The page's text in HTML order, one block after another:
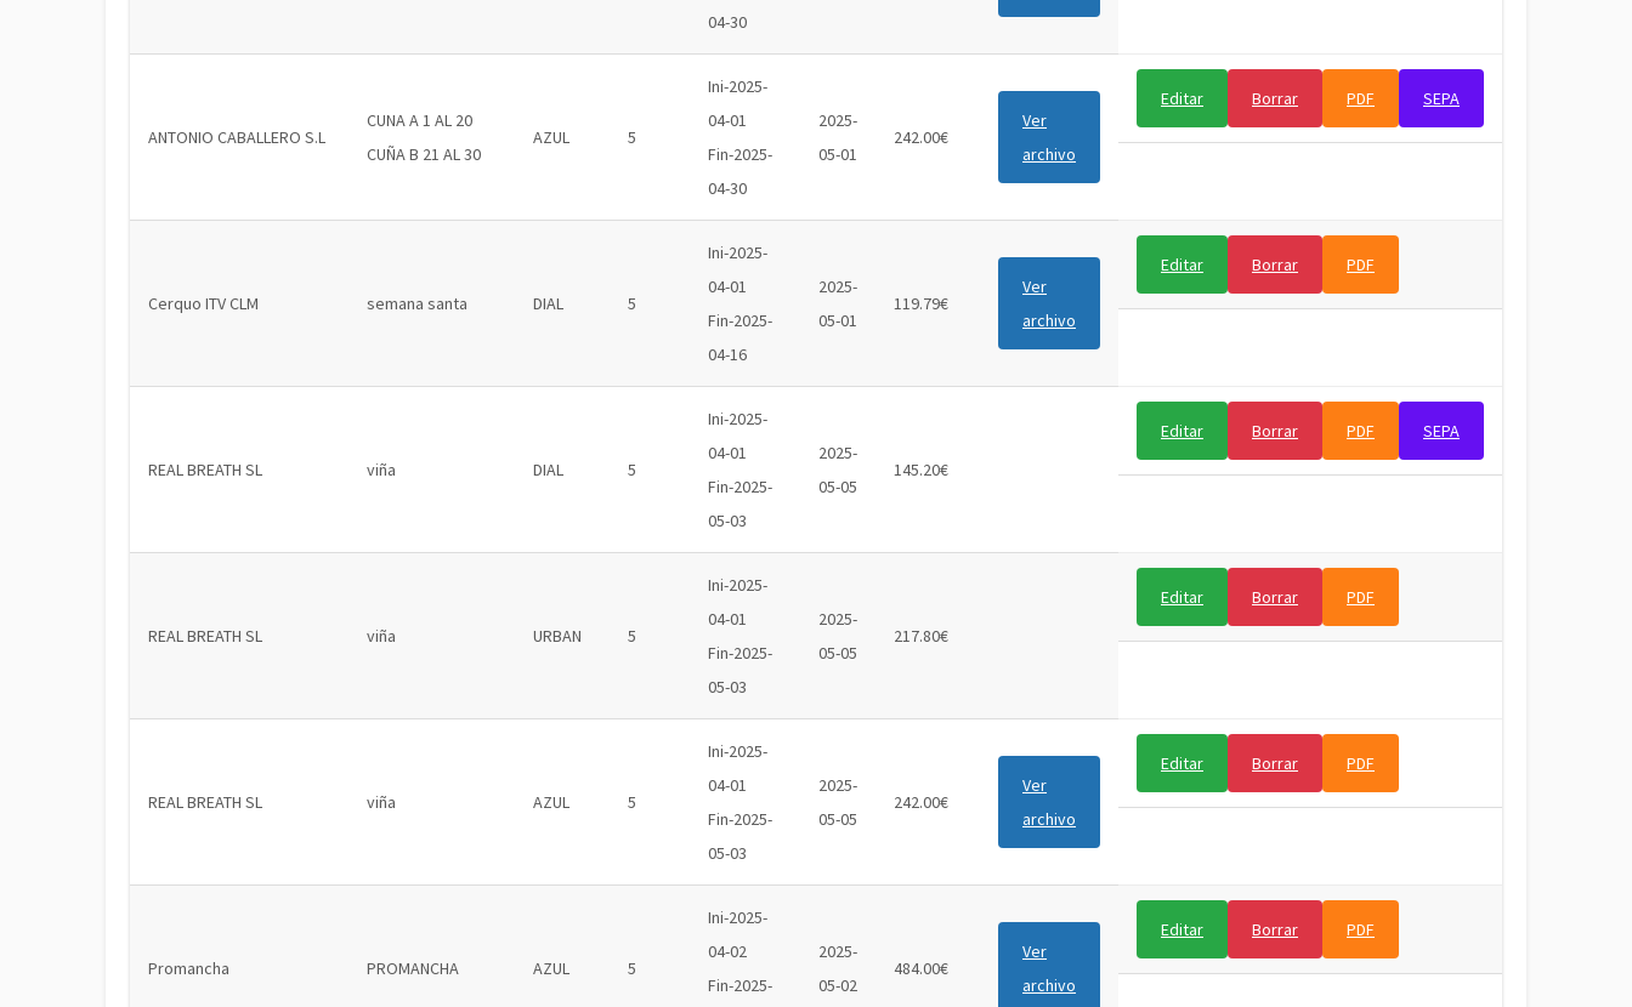
04-30
ANTONIO CABALLERO S.L
CUNA A 1 AL 20
CUÑA B 21 AL 30
AZUL 5
Ini-2025-
04-01
Fin-2025-
04-30
2025-
05-01
242.00€
Ver
archivo
Editar Borrar PDF SEPA
Cerquo ITV CLM semana santa DIAL 5
Ini-2025-
04-01
Fin-2025-
04-16
2025-
05-01
119.79€
Ver
archivo
Editar Borrar PDF
REAL BREATH SL viña DIAL 5
Ini-2025-
04-01
Fin-2025-
05-03
2025-
05-05
145.20€
Editar Borrar PDF SEPA
REAL BREATH SL viña URBAN 5
Ini-2025-
04-01
Fin-2025-
05-03
2025-
05-05
217.80€
Editar Borrar PDF
REAL BREATH SL viña AZUL 5
Ini-2025-
04-01
Fin-2025-
05-03
2025-
05-05
242.00€
Ver
archivo
Editar Borrar PDF
Promancha PROMANCHA AZUL 5
Ini-2025-
04-02
Fin-2025-
2025-
05-02
484.00€
Ver
archivo
Editar Borrar PDF